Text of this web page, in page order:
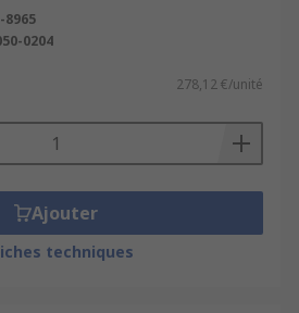
8965
0204
278,12 €/unité
Ajouter
techniques